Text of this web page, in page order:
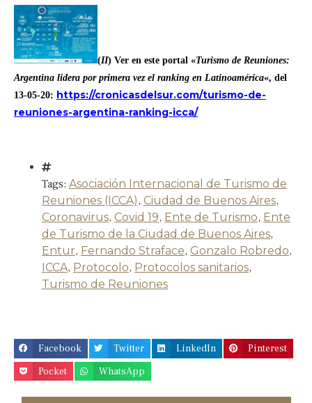
(II) Ver en este portal «Turismo de Reuniones:
Argentina lidera por primera vez el ranking en Latinoamérica«, del
13-05-20: https://cronicasdelsur.com/turismo-de-
reuniones-argentina-ranking-icca/
Tags: Asociación Internacional de Turismo de
Reuniones (ICCA), Ciudad de Buenos Aires,
Coronavirus, Covid 19, Ente de Turismo, Ente
de Turismo de la Ciudad de Buenos Aires,
Entur, Fernando Straface, Gonzalo Robredo,
ICCA, Protocolo, Protocolos sanitarios,
Turismo de Reuniones
Facebook Twitter LinkedIn
Pinterest
Pocket
WhatsApp